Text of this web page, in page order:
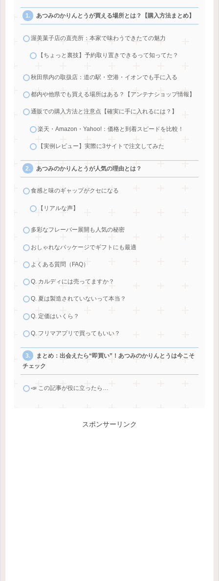
あつみのかりんとうが買える場所とは？【購入方法まとめ】
渥美菓子店の直売所：本家で味わうできたての魅力
【ちょっと裏技】予約取り置きできるって知ってた？
秋田県内の取扱店：道の駅・空港・イオンでも手に入る
都内や他県でも買える場所はある？【アンテナショップ情報】
通販での購入方法と注意点【確実に手に入れるには？】
楽天・Amazon・Yahoo!：価格と到着スピードを比較！
【実例レビュー】実際に3サイトで注文してみた
あつみのかりんとうが人気の理由とは？
食感と味のギャップがクセになる
【リアルな声】
多彩なフレーバー展開も人気の秘密
おしゃれなパッケージでギフトにも最適
よくある質問（FAQ）
Q. カルディには売ってますか？
Q. 夏は製造されていないって本当？
Q. 定価はいくら？
Q. フリマアプリで買ってもいい？
まとめ：出会えたら“即買い”！あつみのかりんとうは今こそ
チェック
📣 この記事が役に立ったら…
スポンサーリンク